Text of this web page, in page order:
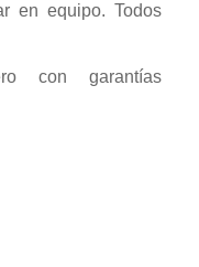
en equipo. Todos
con garantías